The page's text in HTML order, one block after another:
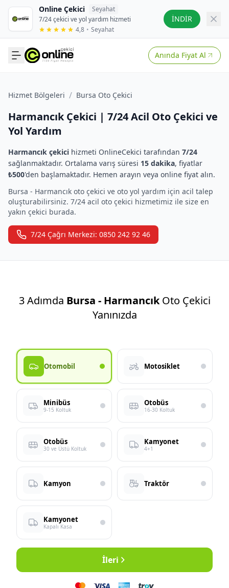
Online Çekici
Seyahat
7/24 çekici ve yol yardım hizmeti
4,8 • Seyahat
İNDİR
Anında Fiyat Al
Hizmet Bölgeleri / Bursa Oto Çekici
Harmancık Çekici | 7/24 Acil Oto Çekici ve
Yol Yardım
Harmancık çekici hizmeti OnlineCekici tarafından 7/24
sağlanmaktadır. Ortalama varış süresi 15 dakika, fiyatlar
₺500'den başlamaktadır. Hemen arayın veya online fiyat alın.
Bursa - Harmancık oto çekici ve oto yol yardım için acil talep
oluşturabilirsiniz. 7/24 acil oto çekici hizmetimiz ile size en
yakın çekici burada.
7/24 Çağrı Merkezi: 0850 242 92 46
3 Adımda Bursa - HarmancıkOto Çekici
Yanınızda
Otomobil Motosiklet
Minibüs
9-15 Koltuk
Otobüs
16-30 Koltuk
Otobüs
30 ve Üstü Koltuk
Kamyonet
4+1
Kamyon Traktör
Kamyonet
Kapalı Kasa
İleri